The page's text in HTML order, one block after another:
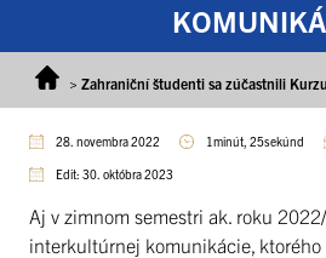
> Zahraniční študenti sa zúčastnili
28. novembra 2022 1minút, 25sekúnd
Edit: 30. októbra 2023
Aj v zimnom semestri ak. roku
interkultúrnej komunikácie, ktorého